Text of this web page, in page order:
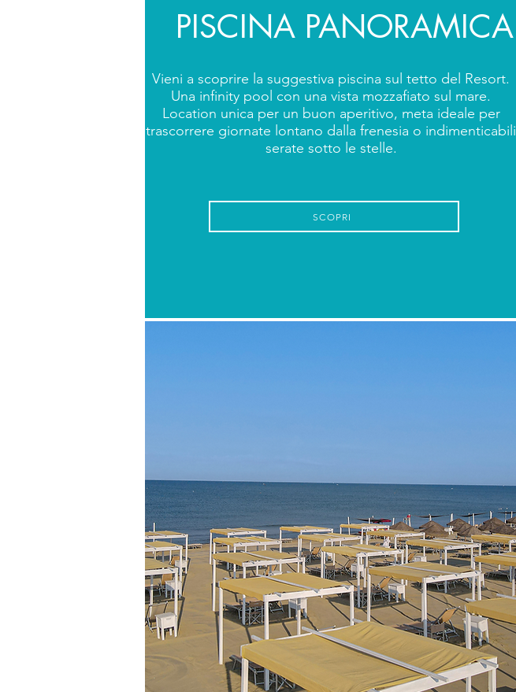
PISCINA PANORAMICA
Vieni a scoprire la suggestiva piscina sul tetto del Resort.
Una infinity pool con una vista mozzafiato sul mare.
Location unica per un buon aperitivo, meta ideale per
trascorrere giornate lontano dalla frenesia o indimenticabili
serate sotto le stelle.
SCOPRI